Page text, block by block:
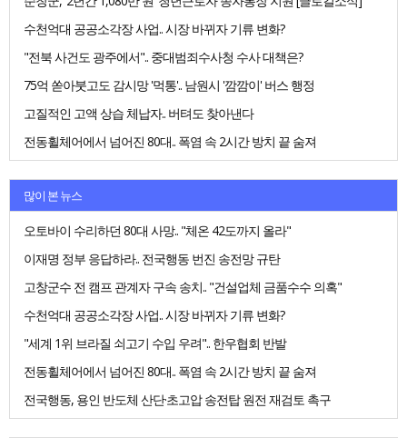
수천억대 공공소각장 사업.. 시장 바뀌자 기류 변화?
"전북 사건도 광주에서".. 중대범죄수사청 수사 대책은?
75억 쏟아붓고도 감시망 '먹통'.. 남원시 '깜깜이' 버스 행정
고질적인 고액 상습 체납자.. 버텨도 찾아낸다
전동휠체어에서 넘어진 80대.. 폭염 속 2시간 방치 끝 숨져
많이 본 뉴스
오토바이 수리하던 80대 사망.. "체온 42도까지 올라"
이재명 정부 응답하라.. 전국행동 번진 송전망 규탄
고창군수 전 캠프 관계자 구속 송치.. "건설업체 금품수수 의혹"
수천억대 공공소각장 사업.. 시장 바뀌자 기류 변화?
"세계 1위 브라질 쇠고기 수입 우려".. 한우협회 반발
전동휠체어에서 넘어진 80대.. 폭염 속 2시간 방치 끝 숨져
전국행동, 용인 반도체 산단·초고압 송전탑 원전 재검토 촉구